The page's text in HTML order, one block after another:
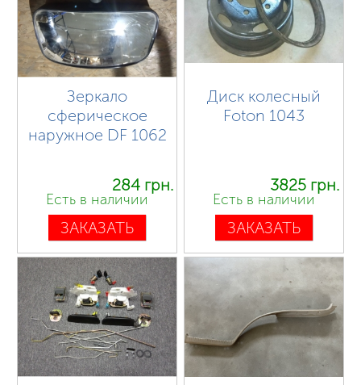
Зеркало
сферическое
наружное DF 1062
284 грн.
Есть в наличии
ЗАКАЗАТЬ
Диск колесный
Foton 1043
3825 грн.
Есть в наличии
ЗАКАЗАТЬ